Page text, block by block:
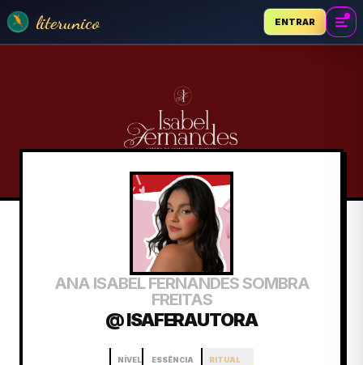
literunico ENTRAR
ANA ISABEL FERNANDES SOMBRA
FREITAS
@ ISAFERAUTORA
NÍVEL ESSÊNCIA RITUAL